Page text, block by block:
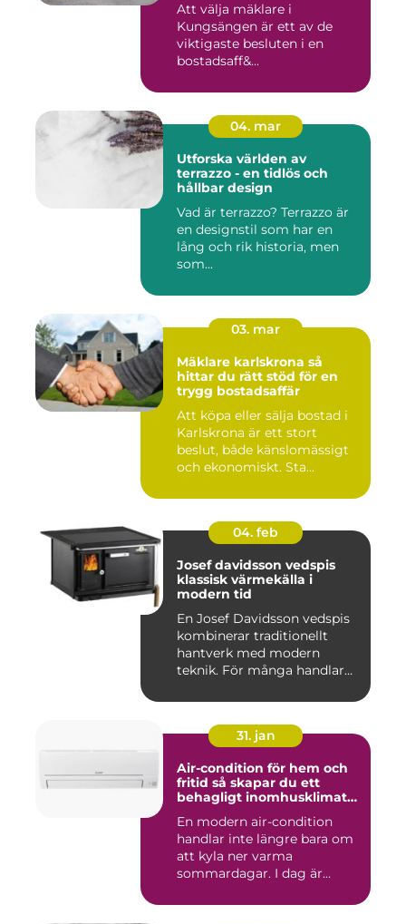
Att välja mäklare i
Kungsängen är ett av de
viktigaste besluten i en
bostadsaff&...
04. mar
Utforska världen av
terrazzo - en tidlös och
hållbar design
Vad är terrazzo? Terrazzo är
en designstil som har en
lång och rik historia, men
som...
03. mar
Mäklare karlskrona så
hittar du rätt stöd för en
trygg bostadsaffär
Att köpa eller sälja bostad i
Karlskrona är ett stort
beslut, både känslomässigt
och ekonomiskt. Sta...
04. feb
Josef davidsson vedspis
klassisk värmekälla i
modern tid
En Josef Davidsson vedspis
kombinerar traditionellt
hantverk med modern
teknik. För många handlar
31. jan
Air-condition för hem och
fritid så skapar du ett
behagligt inomhusklimat
En modern air-condition
handlar inte längre bara om
att kyla ner varma
sommardagar. I dag är